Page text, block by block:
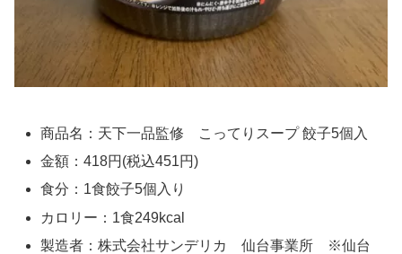
商品名：天下一品監修 こってりスープ 餃子5個入
金額：418円(税込451円)
食分：1食餃子5個入り
カロリー：1食249kcal
製造者：株式会社サンデリカ 仙台事業所 ※仙台